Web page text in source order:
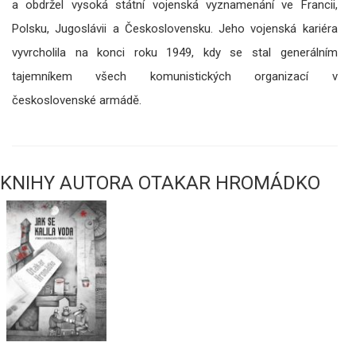
a obdržel vysoká státní vojenská vyznamenání ve Francii,
Polsku, Jugoslávii a Československu. Jeho vojenská kariéra
vyvrcholila na konci roku 1949, kdy se stal generálním
tajemníkem všech komunistických organizací v
československé armádě.
KNIHY AUTORA OTAKAR HROMÁDKO